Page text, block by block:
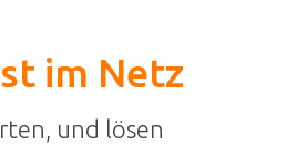
im Netz
und lösen